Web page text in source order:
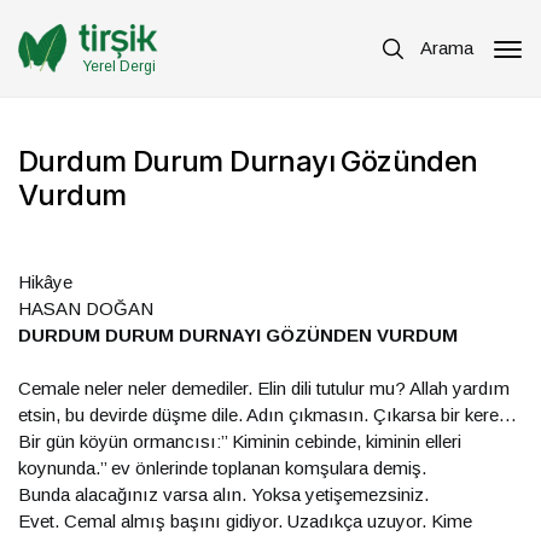
Yerel Dergi
Arama
Durdum Durum Durnayı Gözünden
Vurdum
Hikâye
HASAN DOĞAN
DURDUM DURUM DURNAYI GÖZÜNDEN VURDUM
Cemale neler neler demediler. Elin dili tutulur mu? Allah yardım
etsin, bu devirde düşme dile. Adın çıkmasın. Çıkarsa bir kere…
Bir gün köyün ormancısı:’’ Kiminin cebinde, kiminin elleri
koynunda.’’ ev önlerinde toplanan komşulara demiş.
Bunda alacağınız varsa alın. Yoksa yetişemezsiniz.
Evet. Cemal almış başını gidiyor. Uzadıkça uzuyor. Kime